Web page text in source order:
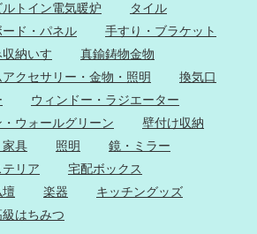
トイン電気暖炉
タイル
ド・パネル
手すり・ブラケット
納いす
真鍮鋳物金物
クセサリー・金物・照明
換気口
ウィンドー・ラジエーター
ウォールグリーン
壁付け収納
家具
照明
鏡・ミラー
リア
宅配ボックス
楽器
キッチングッズ
はちみつ